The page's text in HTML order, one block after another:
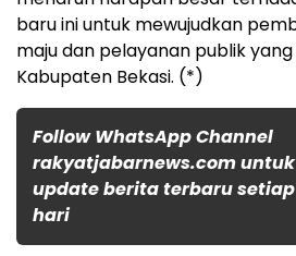
baru ini untuk mewujudkan
maju dan pelayanan publik
Kabupaten Bekasi. (*)
Follow WhatsApp Channel
rakyatjabarnews.com untuk
update berita terbaru setiap
hari